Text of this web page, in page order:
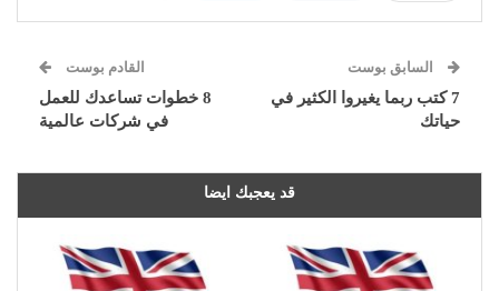
السابق بوست
7 كتب ربما يغيروا الكثير في
حياتك
القادم بوست
8 خطوات تساعدك للعمل
في شركات عالمية
قد يعجبك ايضا